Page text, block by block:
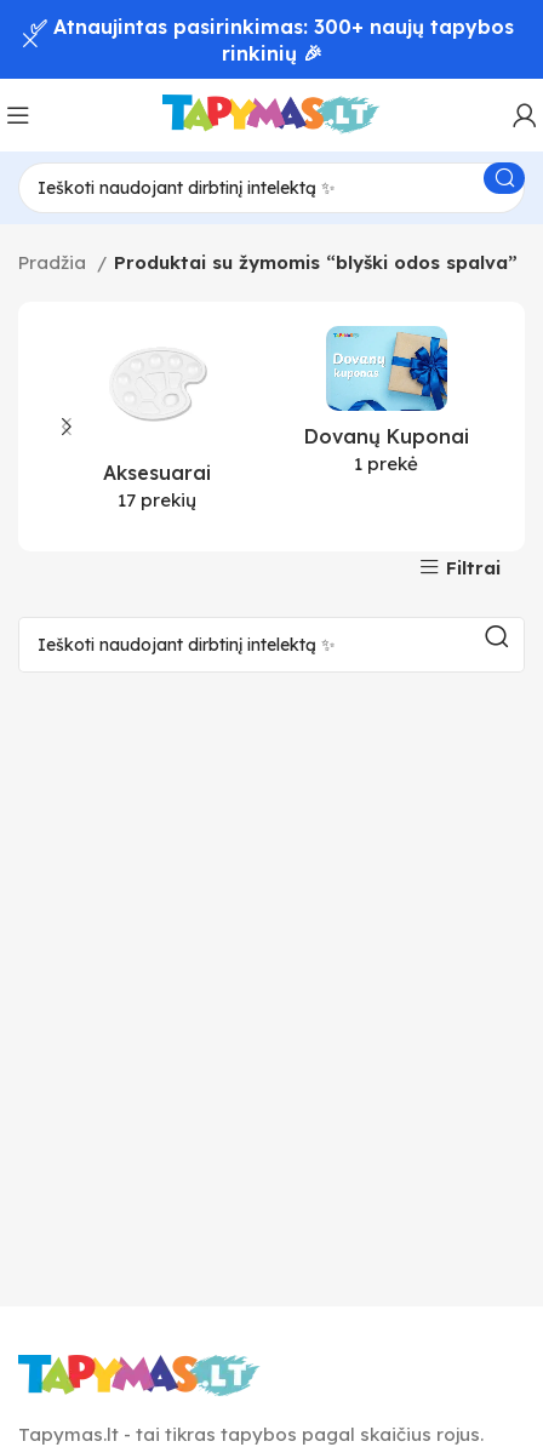
Pradžia Produktai su žymomis “blyški odos spalva”
Aksesuarai
17 prekių
Dovanų Kuponai
1 prekė
Filtrai
Tapymas.lt - tai tikras tapybos pagal skaičius rojus.
✅ Atnaujintas pasirinkimas: 300+ naujų tapybos
rinkinių 🎉